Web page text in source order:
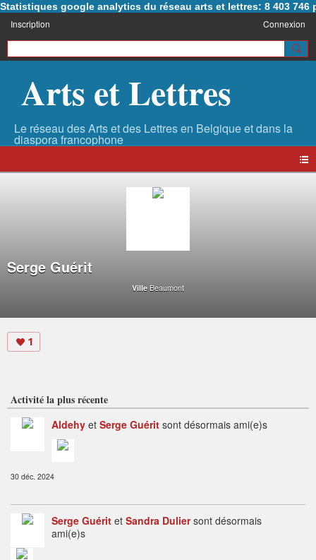
Statistiques google analytics du réseau arts et lettres: 8 403 746
Inscription Connexion
Arts et Lettres
Serge Guérit
Ville Beaumont
1
Activité la plus récente
Aldehy et Serge Guérit sont désormais ami(e)s
30 déc. 2024
Serge Guérit et Sandra Duliersont désormais
ami(e)s